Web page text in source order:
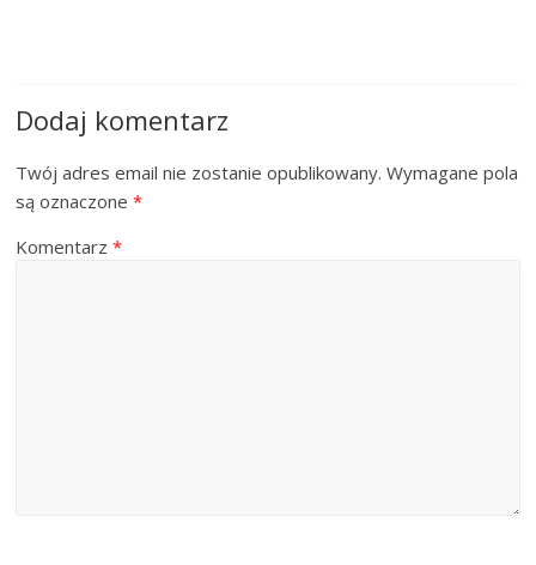
Dodaj komentarz
Twój adres email nie zostanie opublikowany. Wymagane pola
są oznaczone*
Komentarz*